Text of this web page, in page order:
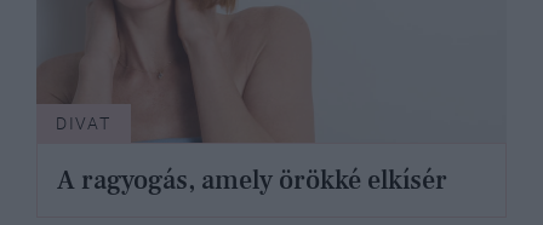
DIVAT
A ragyogás, amely örökké elkísér